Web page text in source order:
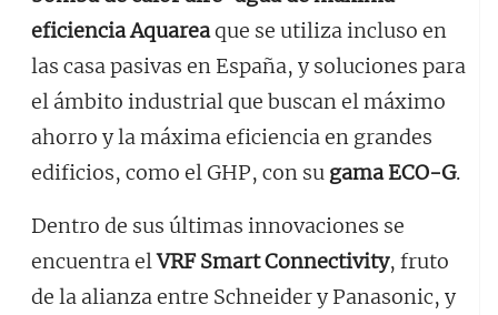
eficiencia Aquareaque se utiliza incluso en
las casa pasivas en España, y soluciones para
el ámbito industrial que buscan el máximo
ahorro y la máxima eficiencia en grandes
edificios, como el GHP, con su gama ECO-G.
Dentro de sus últimas innovaciones se
encuentra elVRF Smart Connectivity, fruto
de la alianza entre Schneider y Panasonic, y